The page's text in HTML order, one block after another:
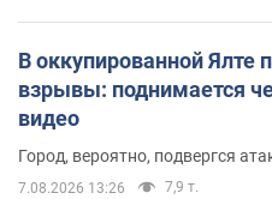
В оккупированной
взрывы: поднимается
видео
Город, вероятно, подвергся
7.08.2026 13:26 7,9 т.